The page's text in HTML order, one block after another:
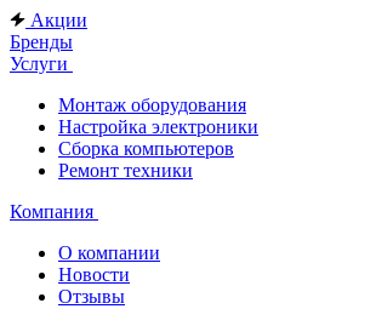
Акции
Бренды
Услуги
Монтаж оборудования
Настройка электроники
Сборка компьютеров
Ремонт техники
Компания
О компании
Новости
Отзывы